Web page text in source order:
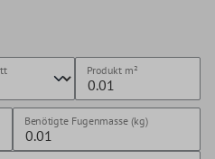
Produkt m²
Benötigte Fugenmasse (kg)